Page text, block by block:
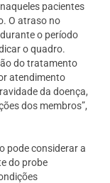
pacientes
O atraso no
o período
o quadro.
do tratamento
atendimento
da doença,
dos membros”,
pode considerar a
do probe